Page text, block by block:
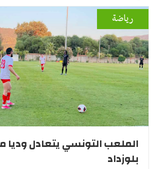
رياضة
الملعب التونسي يتعادل
بلوزداد